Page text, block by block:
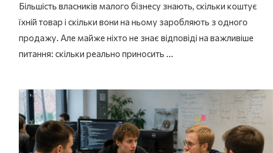
Більшість власників малого бізнесу знають, скільки коштує
їхній товар і скільки вони на ньому заробляють з одного
продажу. Але майже ніхто не знає відповіді на важливіше
питання: скільки реально приносить …